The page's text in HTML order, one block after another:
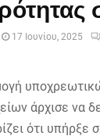
17 Ιουνίου, 2025
άρχισε να
ότι υπήρξε